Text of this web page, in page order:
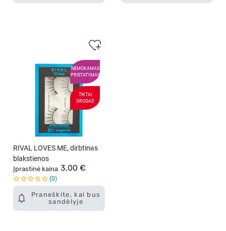
NEMOKAMAS
PRISTATYMAS
TIKTAI
DROGAS
Praneškite, kai bus
sandėlyje
RIVAL LOVES ME, dirbtinės
blakstienos
Įprastinė kaina 3,00 €
0